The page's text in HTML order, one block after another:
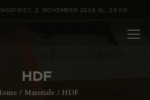
2. NOVEMBER 2026 KL. 24:00
HDF
Materiale HDF